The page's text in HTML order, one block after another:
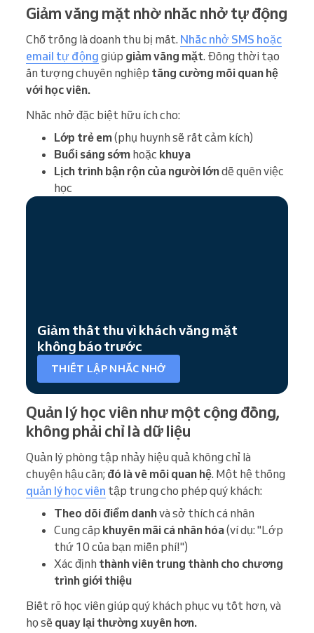
Giảm vắng mặt nhờ nhắc nhở tự động
Chỗ trống là doanh thu bị mất. Nhắc nhở SMS hoặc
email tự động giúp giảm vắng mặt. Đồng thời tạo
ấn tượng chuyên nghiệp tăng cường mối quan hệ
với học viên.
Nhắc nhở đặc biệt hữu ích cho:
Lớp trẻ em(phụ huynh sẽ rất cảm kích)
Buổi sáng sớm hoặc khuya
Lịch trình bận rộn của người lớndễ quên việc
học
Giảm thất thu vì khách vắng mặt
không báo trước
THIẾT LẬP NHẮC NHỞ
Quản lý học viên như một cộng đồng,
không phải chỉ là dữ liệu
Quản lý phòng tập nhảy hiệu quả không chỉ là
chuyện hậu cần; đó là về mối quan hệ. Một hệ thống
quản lý học viên tập trung cho phép quý khách:
Theo dõi điểm danhvà sở thích cá nhân
Cung cấp khuyến mãi cá nhân hóa(ví dụ: "Lớp
thứ 10 của bạn miễn phí!")
Xác định thành viên trung thành cho chương
trình giới thiệu
Biết rõ học viên giúp quý khách phục vụ tốt hơn, và
họ sẽ quay lại thường xuyên hơn.